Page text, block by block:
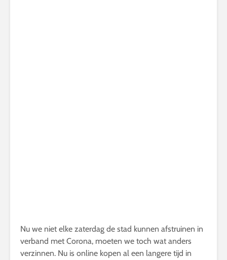
Nu we niet elke zaterdag de stad kunnen afstruinen in
verband met Corona, moeten we toch wat anders
verzinnen. Nu is online kopen al een langere tijd in